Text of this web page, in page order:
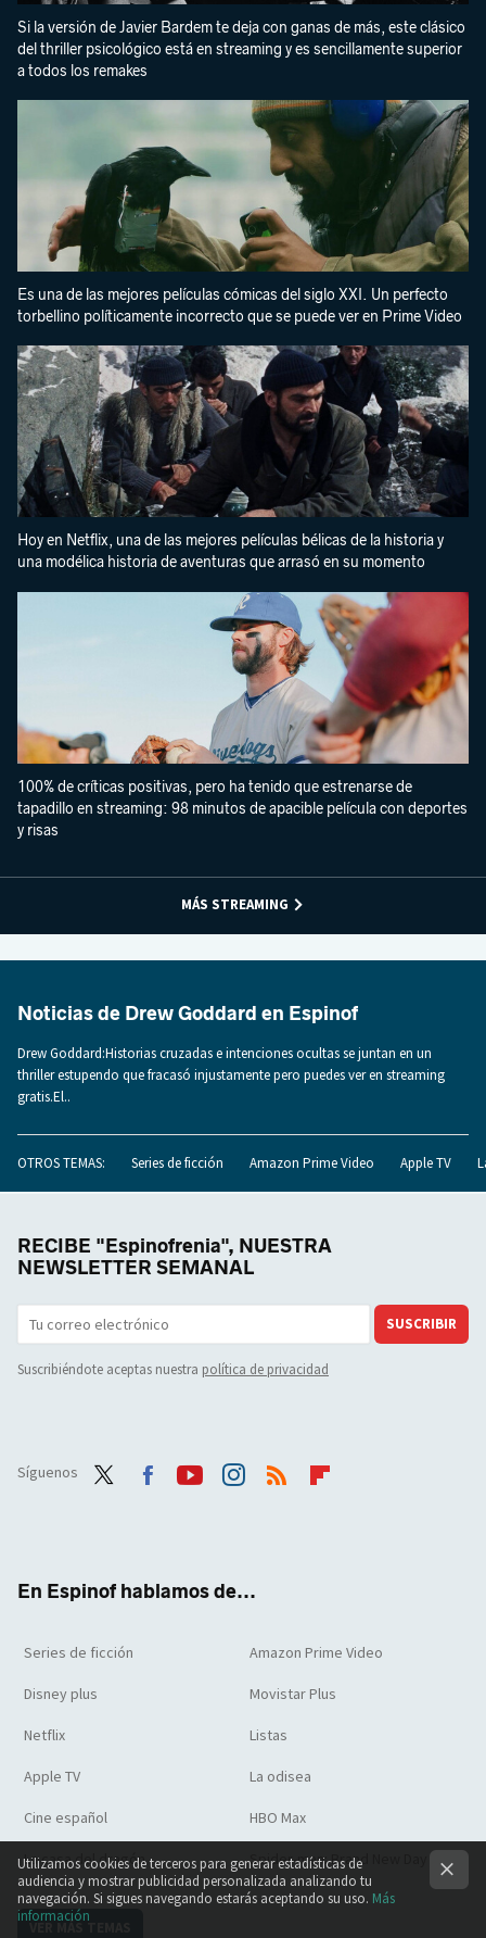
Si la versión de Javier Bardem te deja con ganas de más, este clásico
del thriller psicológico está en streaming y es sencillamente superior
a todos los remakes
Es una de las mejores películas cómicas del siglo XXI. Un perfecto
torbellino políticamente incorrecto que se puede ver en Prime Video
Hoy en Netflix, una de las mejores películas bélicas de la historia y
una modélica historia de aventuras que arrasó en su momento
100% de críticas positivas, pero ha tenido que estrenarse de
tapadillo en streaming: 98 minutos de apacible película con deportes
y risas
MÁS STREAMING
Noticias de Drew Goddard en Espinof
Drew Goddard:Historias cruzadas e intenciones ocultas se juntan en un
thriller estupendo que fracasó injustamente pero puedes ver en streaming
gratis.El..
OTROS TEMAS: Series de ficción Amazon Prime Video Apple TV
RECIBE "Espinofrenia", NUESTRA
NEWSLETTER SEMANAL
SUSCRIBIR
Suscribiéndote aceptas nuestra política de privacidad
Síguenos
En Espinof hablamos de...
Series de ficción Amazon Prime Video
Disney plus Movistar Plus
Netflix Listas
Apple TV La odisea
Cine español HBO Max
La casa del dragón Spider-man: Brand New Day
Utilizamos cookies de terceros para generar estadísticas de
audiencia y mostrar publicidad personalizada analizando tu
navegación. Si sigues navegando estarás aceptando su uso. Más
información